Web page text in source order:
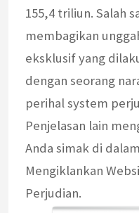
155,4 triliun. Salah
membagikan
eksklusif yang
dengan seorang
perihal system
Penjelasan lain
Anda simak di
Mengiklankan
Perjudian.